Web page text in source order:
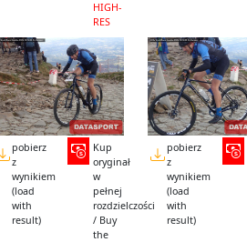
HIGH-
RES
pobierz
z
wynikiem
(load
with
result)
Kup
oryginał
w
pełnej
rozdzielczości
/ Buy
the
pobierz
z
wynikiem
(load
with
result)